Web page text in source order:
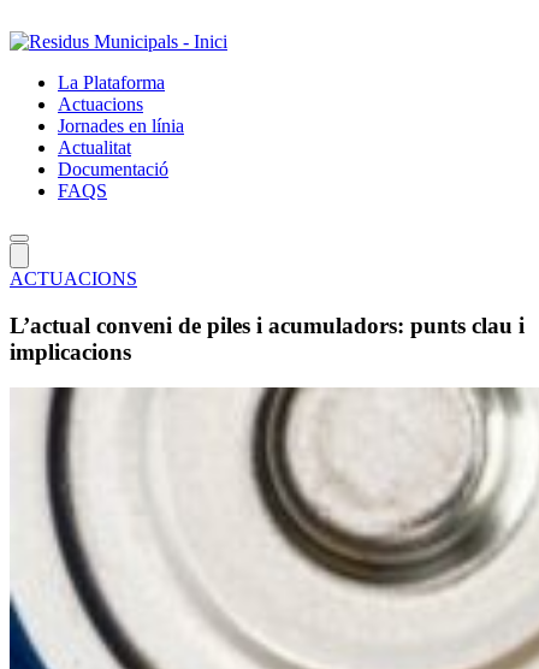
al
principalLa Plataforma
Actuacions
Jornades en línia
Actualitat
Documentació
FAQS
ACTUACIONS
L’actual conveni de piles i acumuladors: punts clau i
implicacions